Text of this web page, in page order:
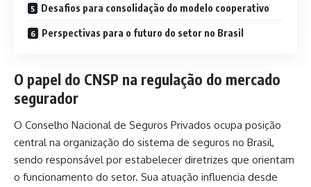
Desafios para consolidação do modelo cooperativo
Perspectivas para o futuro do setor no Brasil
O papel do CNSP na regulação do mercado
segurador
O Conselho Nacional de Seguros Privados ocupa posição
central na organização do sistema de seguros no Brasil,
sendo responsável por estabelecer diretrizes que orientam
o funcionamento do setor. Sua atuação influencia desde